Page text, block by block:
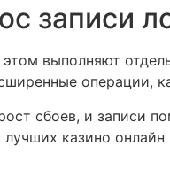
записи
выполняют
операции,
сбоев, и записи
казино